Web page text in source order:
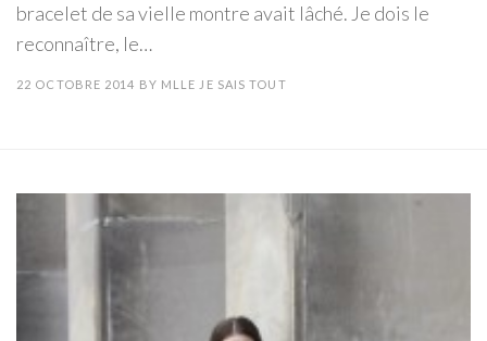
bracelet de sa vielle montre avait lâché. Je dois le
reconnaître, le…
22 OCTOBRE 2014 BY MLLE JE SAIS TOUT